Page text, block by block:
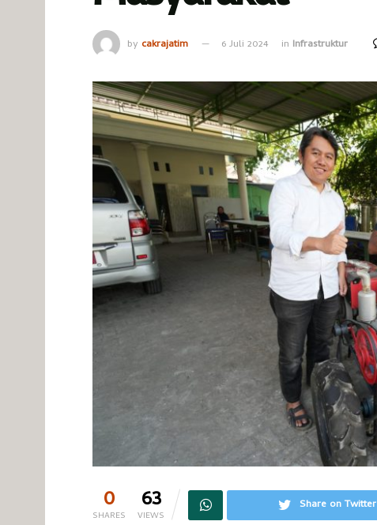
by cakrajatim 6 Juli 2024 in Infrastruktur
0
SHARES 63
VIEWS
Share on Twitter